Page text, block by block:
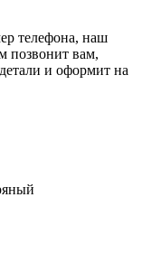
телефона, наш
позвонит вам,
и оформит на